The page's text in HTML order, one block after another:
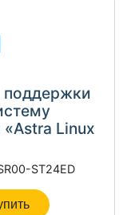
поддержки
«Astra Linux
ST24ED